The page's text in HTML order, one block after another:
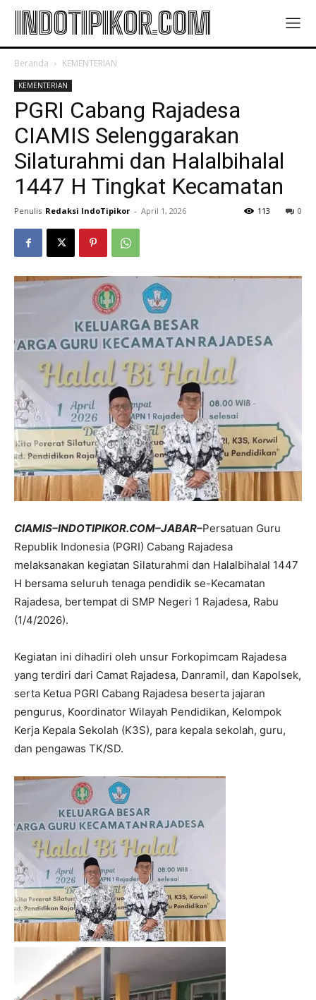
INDOTIPIKOR.COM
Beranda KEMENTERIAN
KEMENTERIAN
PGRI Cabang Rajadesa
CIAMIS Selenggarakan
Silaturahmi dan Halalbihalal
1447 H Tingkat Kecamatan
Penulis Redaksi IndoTipikor - April 1, 2026 0
113
CIAMIS–INDOTIPIKOR.COM–JABAR–Persatuan Guru
Republik Indonesia (PGRI) Cabang Rajadesa
melaksanakan kegiatan Silaturahmi dan Halalbihalal 1447
H bersama seluruh tenaga pendidik se-Kecamatan
Rajadesa, bertempat di SMP Negeri 1 Rajadesa, Rabu
(1/4/2026).
Kegiatan ini dihadiri oleh unsur Forkopimcam Rajadesa
yang terdiri dari Camat Rajadesa, Danramil, dan Kapolsek,
serta Ketua PGRI Cabang Rajadesa beserta jajaran
pengurus, Koordinator Wilayah Pendidikan, Kelompok
Kerja Kepala Sekolah (K3S), para kepala sekolah, guru,
dan pengawas TK/SD.